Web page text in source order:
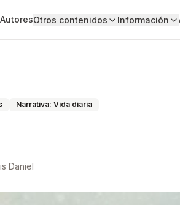
AutoresOtros contenidos Información
Narrativa: Vida diaria
Daniel